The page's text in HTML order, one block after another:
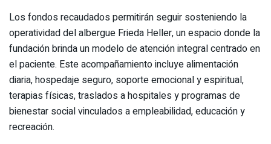
Los fondos recaudados permitirán seguir sosteniendo la
operatividad del albergue Frieda Heller, un espacio donde la
fundación brinda un modelo de atención integral centrado en
el paciente. Este acompañamiento incluye alimentación
diaria, hospedaje seguro, soporte emocional y espiritual,
terapias físicas, traslados a hospitales y programas de
bienestar social vinculados a empleabilidad, educación y
recreación.